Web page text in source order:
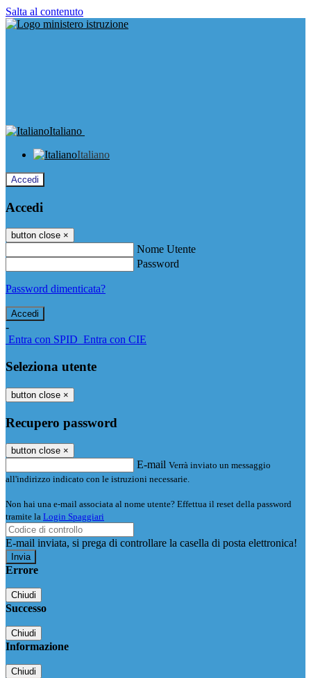
Salta al contenuto
Italiano
Italiano
Accedi
Accedi
button close ×
Nome Utente
Password
Password dimenticata?
-
Entra con SPID Entra con CIE
Seleziona utente
button close ×
Recupero password
button close ×
E-mail Verrà inviato un messaggio
all'indirizzo indicato con le istruzioni necessarie.
Non hai una e-mail associata al nome utente? Effettua il reset della password
tramite la Login Spaggiari
E-mail inviata, si prega di controllare la casella di posta elettronica!
Errore
Chiudi
Successo
Chiudi
Informazione
Chiudi